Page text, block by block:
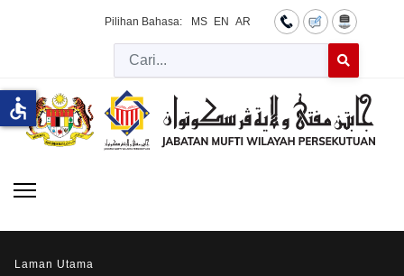
Pilihan Bahasa: MS EN AR
Cari
Laman Utama
accessible